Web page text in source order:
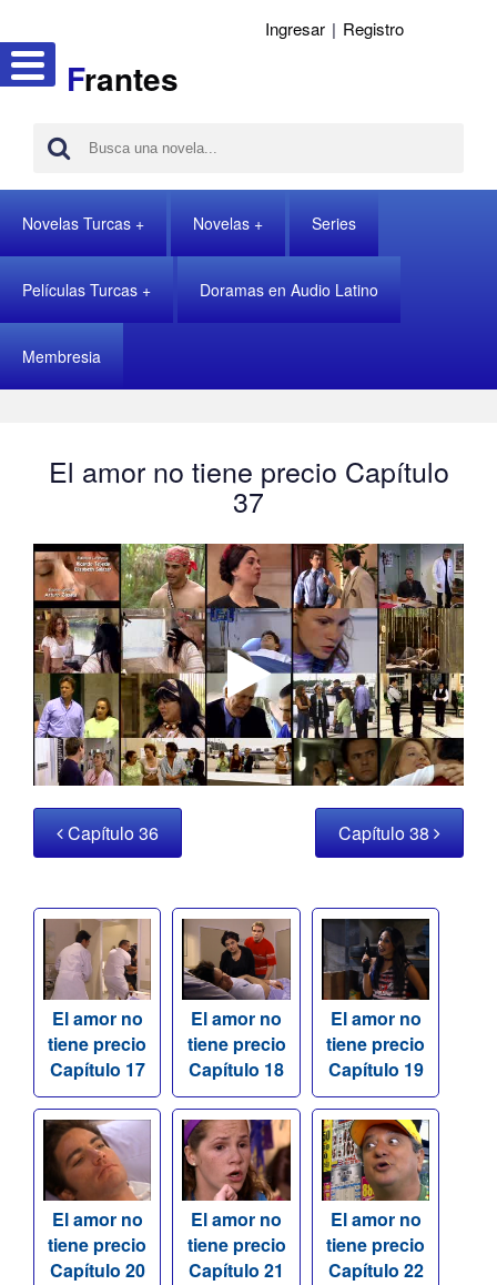
Frantes
Ingresar | Registro
Novelas Turcas Novelas Series
Películas Turcas Doramas en Audio Latino
Membresia
El amor no tiene precio Capítulo
37
Capítulo 36 Capítulo 38
El amor no
tiene precio
Capítulo 17
El amor no
tiene precio
Capítulo 18
El amor no
tiene precio
Capítulo 19
El amor no
tiene precio
Capítulo 20
El amor no
tiene precio
Capítulo 21
El amor no
tiene precio
Capítulo 22